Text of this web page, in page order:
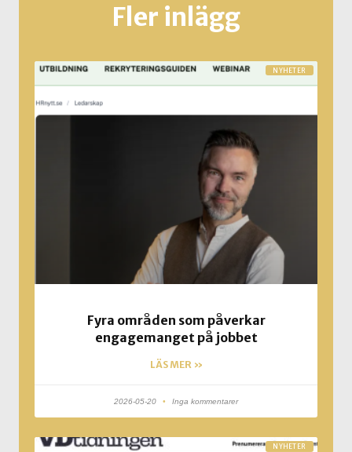
Fler inlägg
NYHETER
Fyra områden som påverkar
engagemanget på jobbet
LÄS MER »
2026-05-20 Inga kommentarer
NYHETER